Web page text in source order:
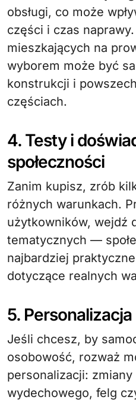
obsługi, co może
części i czas
mieszkających na
wyborem może być
konstrukcji i
częściach.
4. Testy i
społeczności
Zanim kupisz, zrób
różnych warunkach.
użytkowników, wejdź
tematycznych —
najbardziej
dotyczące realnych
5.
Jeśli chcesz, by
osobowość, rozważ
personalizacji: zmiany
wydechowego, felg